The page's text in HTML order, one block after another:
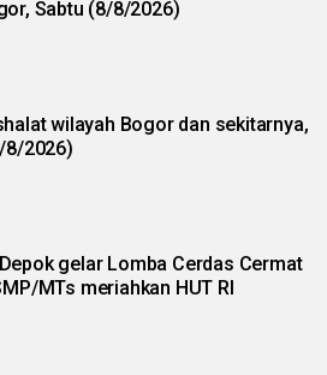
Sabtu (8/8/2026)
wilayah Bogor dan sekitarnya,
8/2026)
gelar Lomba Cerdas Cermat
MTs meriahkan HUT RI